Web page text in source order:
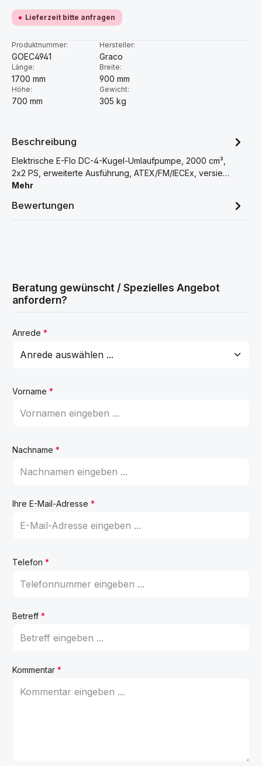
Lieferzeit bitte anfragen
Produktnummer:
GOEC4941
Hersteller:
Graco
Länge:
1700 mm
Breite:
900 mm
Höhe:
700 mm
Gewicht:
305 kg
Beschreibung
Elektrische E-Flo DC-4-Kugel-Umlaufpumpe, 2000 cm³,
2x2 PS, erweiterte Ausführung, ATEX/FM/IECEx, versie…
Mehr
Bewertungen
Beratung gewünscht / Spezielles Angebot
anfordern?
Anrede *
Vorname *
Nachname *
Ihre E-Mail-Adresse *
Telefon *
Betreff *
Kommentar *